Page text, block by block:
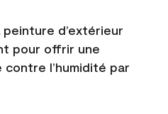
d’extérieur
pour offrir une
l’humidité par